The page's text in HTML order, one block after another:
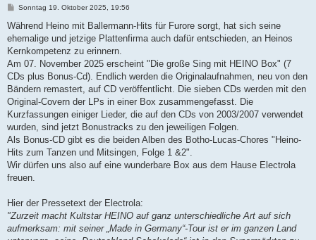
B
i
r
a
Sonntag 19. Oktober 2025, 19:56
Während Heino mit Ballermann-Hits für Furore sorgt, hat sich seine
ehemalige und jetzige Plattenfirma auch dafür entschieden, an Heinos
Kernkompetenz zu erinnern.
Am 07. November 2025 erscheint "Die große Sing mit HEINO Box" (7
CDs plus Bonus-Cd). Endlich werden die Originalaufnahmen, neu von den
Bändern remastert, auf CD veröffentlicht. Die sieben CDs werden mit den
Original-Covern der LPs in einer Box zusammengefasst. Die
Kurzfassungen einiger Lieder, die auf den CDs von 2003/2007 verwendet
wurden, sind jetzt Bonustracks zu den jeweiligen Folgen.
Als Bonus-CD gibt es die beiden Alben des Botho-Lucas-Chores "Heino-
Hits zum Tanzen und Mitsingen, Folge 1 &2".
Wir dürfen uns also auf eine wunderbare Box aus dem Hause Electrola
freuen.
Hier der Pressetext der Electrola:
"Zurzeit macht Kultstar HEINO auf ganz unterschiedliche Art auf sich
aufmerksam: mit seiner „Made in Germany“-Tour ist er im ganzen Land